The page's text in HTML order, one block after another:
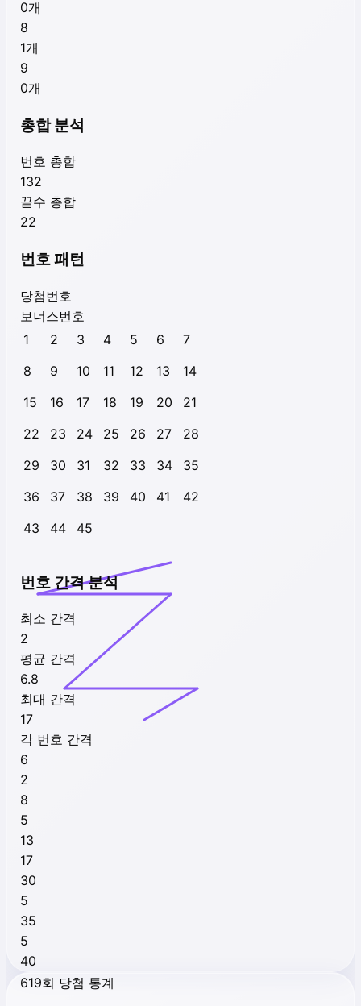
0개
8
1개
9
0개
총합 분석
번호 총합
132
끝수 총합
22
번호 패턴
당첨번호
보너스번호
1
2 3 4 5 6
7
8
9 10 11 12 13
14
15
16 17 18 19 20
21
22
23 24 25 26 27
28
29
30 31 32 33 34
35
36
37 38 39 40 41
42
43
44 45
번호 간격 분석
최소 간격
2
평균 간격
6.8
최대 간격
17
각 번호 간격
6
2
8
5
13
17
30
5
35
5
40
619회 당첨 통계